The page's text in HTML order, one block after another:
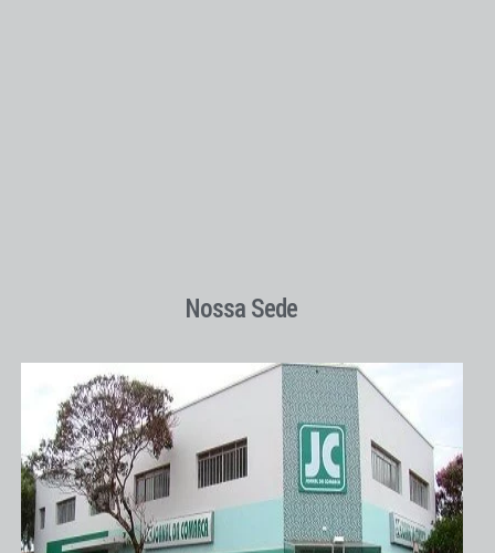
Nossa Sede